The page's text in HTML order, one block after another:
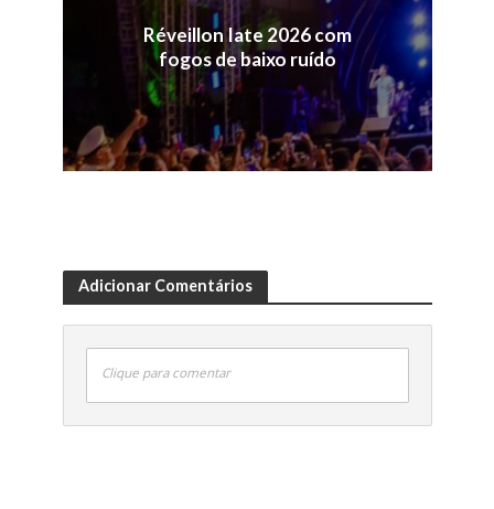
Réveillon Iate 2026 com
fogos de baixo ruído
Adicionar Comentários
Clique para comentar